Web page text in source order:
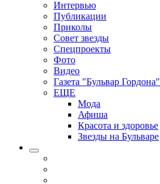
Интервью
Публикации
Приколы
Совет звезды
Спецпроекты
Фото
Видео
Газета "Бульвар Гордона"
ЕЩЕ
Мода
Афиша
Красота и здоровье
Звезды на Бульваре